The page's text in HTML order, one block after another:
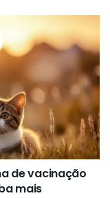
de vacinação
mais